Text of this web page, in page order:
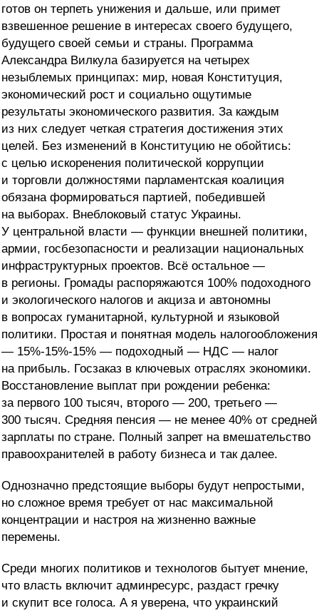
готов он терпеть унижения и дальше, или примет
взвешенное решение в интересах своего будущего,
будущего своей семьи и страны. Программа
Александра Вилкула базируется на четырех
незыблемых принципах: мир, новая Конституция,
экономический рост и социально ощутимые
результаты экономического развития. За каждым
из них следует четкая стратегия достижения этих
целей. Без изменений в Конституцию не обойтись:
с целью искоренения политической коррупции
и торговли должностями парламентская коалиция
обязана формироваться партией, победившей
на выборах. Внеблоковый статус Украины.
У центральной власти — функции внешней политики,
армии, госбезопасности и реализации национальных
инфраструктурных проектов. Всё остальное —
в регионы. Громады распоряжаются 100% подоходного
и экологического налогов и акциза и автономны
в вопросах гуманитарной, культурной и языковой
политики. Простая и понятная модель налогообложения
— 15%-15%-15% — подоходный — НДС — налог
на прибыль. Госзаказ в ключевых отраслях экономики.
Восстановление выплат при рождении ребенка:
за первого 100 тысяч, второго — 200, третьего —
300 тысяч. Средняя пенсия — не менее 40% от средней
зарплаты по стране. Полный запрет на вмешательство
правоохранителей в работу бизнеса и так далее.
Однозначно предстоящие выборы будут непростыми,
но сложное время требует от нас максимальной
концентрации и настроя на жизненно важные
перемены.
Среди многих политиков и технологов бытует мнение,
что власть включит админресурс, раздаст гречку
и скупит все голоса. А я уверена, что украинский